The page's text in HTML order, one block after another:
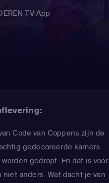
TV App
Code van Coppens zijn de
gedecoreerde kamers
gedropt. En dat is voor
anders. Wat dacht je van